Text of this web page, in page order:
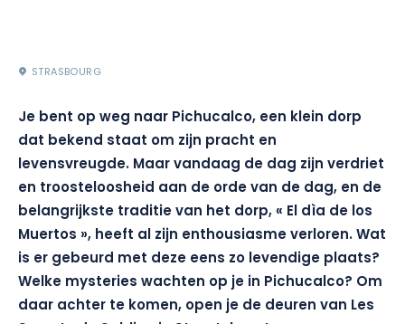
STRASBOURG
Je bent op weg naar Pichucalco, een klein dorp
dat bekend staat om zijn pracht en
levensvreugde. Maar vandaag de dag zijn verdriet
en troosteloosheid aan de orde van de dag, en de
belangrijkste traditie van het dorp, « El dìa de los
Muertos », heeft al zijn enthousiasme verloren. Wat
is er gebeurd met deze eens zo levendige plaats?
Welke mysteries wachten op je in Pichucalco? Om
daar achter te komen, open je de deuren van Les